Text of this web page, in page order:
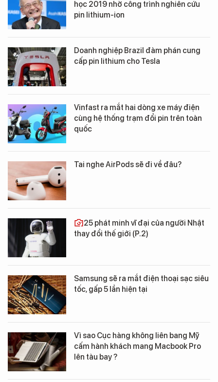
học 2019 nhờ công trình nghiên cứu
pin lithium-ion
Doanh nghiệp Brazil đàm phán cung
cấp pin lithium cho Tesla
Vinfast ra mắt hai dòng xe máy điện
cùng hệ thống trạm đổi pin trên toàn
quốc
Tai nghe AirPods sẽ đi về đâu?
25 phát minh vĩ đại của người Nhật
thay đổi thế giới (P.2)
Samsung sẽ ra mắt điện thoại sạc siêu
tốc, gấp 5 lần hiện tại
Vì sao Cục hàng không liên bang Mỹ
cấm hành khách mang Macbook Pro
lên tàu bay ?